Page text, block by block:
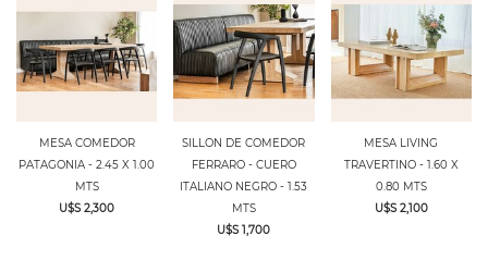
MESA COMEDOR
PATAGONIA - 2.45 X 1.00
MTS
U$S 2,300
SILLON DE COMEDOR
FERRARO - CUERO
ITALIANO NEGRO - 1.53
MTS
U$S 1,700
MESA LIVING
TRAVERTINO - 1.60 X
0.80 MTS
U$S 2,100